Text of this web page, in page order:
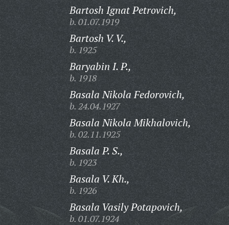
Bartosh Ignat Petrovich,
b. 01.07.1919
Bartosh V. V.,
b. 1925
Baryabin I. P.,
b. 1918
Basala Nikola Fedorovich,
b. 24.04.1927
Basala Nikola Mikhalovich,
b. 02.11.1925
Basala P. S.,
b. 1923
Basala V. Kh.,
b. 1926
Basala Vasily Potapovich,
b. 01.07.1924